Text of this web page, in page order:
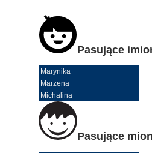
Pasujące
Marynika
Marzena
Michalina
Pasujące